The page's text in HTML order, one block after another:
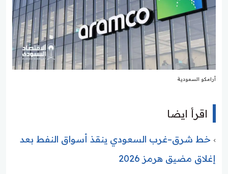
أرامكو السعودية
اقرأ ايضا
خط شرق–غرب السعودي ينقذ أسواق النفط بعد
إغلاق مضيق هرمز 2026